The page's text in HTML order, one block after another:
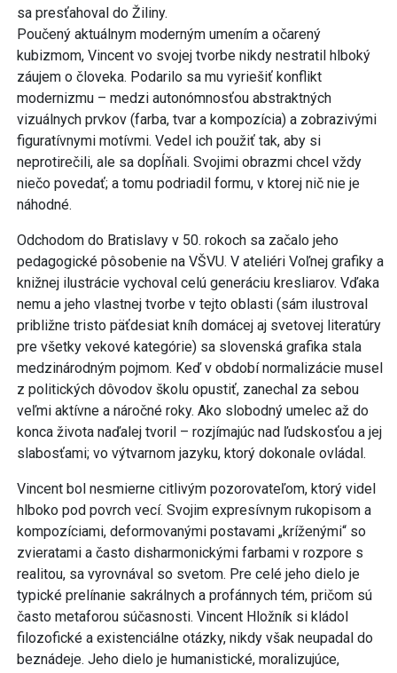
sa presťahoval do Žiliny.
Poučený aktuálnym moderným umením a očarený
kubizmom, Vincent vo svojej tvorbe nikdy nestratil hlboký
záujem o človeka. Podarilo sa mu vyriešiť konflikt
modernizmu – medzi autonómnosťou abstraktných
vizuálnych prvkov (farba, tvar a kompozícia) a zobrazivými
figuratívnymi motívmi. Vedel ich použiť tak, aby si
neprotirečili, ale sa dopĺňali. Svojimi obrazmi chcel vždy
niečo povedať; a tomu podriadil formu, v ktorej nič nie je
náhodné.
Odchodom do Bratislavy v 50. rokoch sa začalo jeho
pedagogické pôsobenie na VŠVU. V ateliéri Voľnej grafiky a
knižnej ilustrácie vychoval celú generáciu kresliarov. Vďaka
nemu a jeho vlastnej tvorbe v tejto oblasti (sám ilustroval
približne tristo päťdesiat kníh domácej aj svetovej literatúry
pre všetky vekové kategórie) sa slovenská grafika stala
medzinárodným pojmom. Keď v období normalizácie musel
z politických dôvodov školu opustiť, zanechal za sebou
veľmi aktívne a náročné roky. Ako slobodný umelec až do
konca života naďalej tvoril – rozjímajúc nad ľudskosťou a jej
slabosťami; vo výtvarnom jazyku, ktorý dokonale ovládal.
Vincent bol nesmierne citlivým pozorovateľom, ktorý videl
hlboko pod povrch vecí. Svojim expresívnym rukopisom a
kompozíciami, deformovanými postavami „kríženými“ so
zvieratami a často disharmonickými farbami v rozpore s
realitou, sa vyrovnával so svetom. Pre celé jeho dielo je
typické prelínanie sakrálnych a profánnych tém, pričom sú
často metaforou súčasnosti. Vincent Hložník si kládol
filozofické a existenciálne otázky, nikdy však neupadal do
beznádeje. Jeho dielo je humanistické, moralizujúce,